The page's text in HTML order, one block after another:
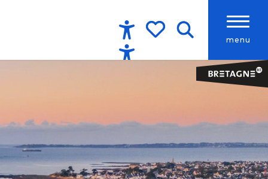
menu
Accessibilité